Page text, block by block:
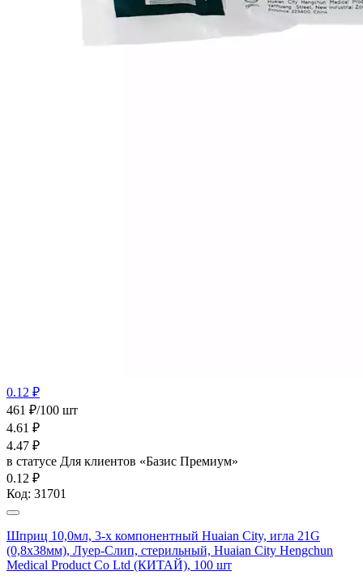
0.12 ₽
461 ₽/100 шт
4.61 ₽
4.47 ₽
в статусе Для клиентов «Базис Премиум»
0.12 ₽
Код: 31701
Шприц 10,0мл, 3-х компонентный Huaian City, игла 21G
(0,8х38мм), Луер-Слип, стерильный, Huaian City Hengchun
Medical Product Co Ltd (КИТАЙ), 100 шт